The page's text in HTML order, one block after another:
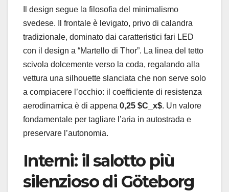
Il design segue la filosofia del minimalismo
svedese. Il frontale è levigato, privo di calandra
tradizionale, dominato dai caratteristici fari LED
con il design a “Martello di Thor”. La linea del tetto
scivola dolcemente verso la coda, regalando alla
vettura una silhouette slanciata che non serve solo
a compiacere l’occhio: il coefficiente di resistenza
aerodinamica è di appena 0,25 $C_x$. Un valore
fondamentale per tagliare l’aria in autostrada e
preservare l’autonomia.
Interni: il salotto più
silenzioso di Göteborg